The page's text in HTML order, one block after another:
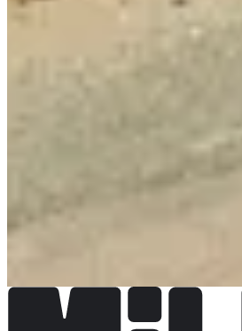
Fechas de inscripción
Ver la página de
Más información
Más información